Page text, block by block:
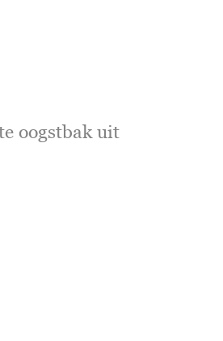
oogstbak uit